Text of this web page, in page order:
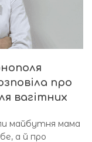
про
вагітних
майбутня мама
а й про